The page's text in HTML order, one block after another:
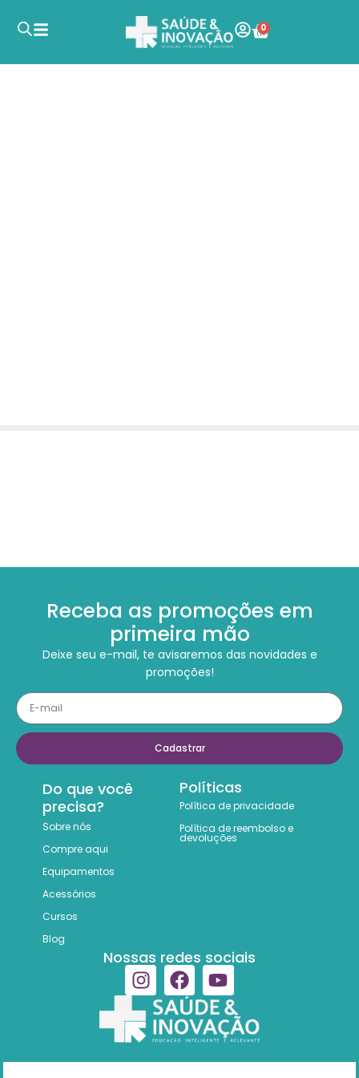
0
Receba as promoções em
primeira mão
Deixe seu e-mail, te avisaremos das novidades e
promoções!
Cadastrar
Do que você
precisa?
Sobre nós
Compre aqui
Equipamentos
Acessórios
Cursos
Blog
Políticas
Política de privacidade
Política de reembolso e
devoluções
Nossas redes sociais